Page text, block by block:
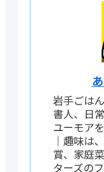
岩手ごは
書人、日
ユーモア
｜趣味は
賞、家庭
ターズの